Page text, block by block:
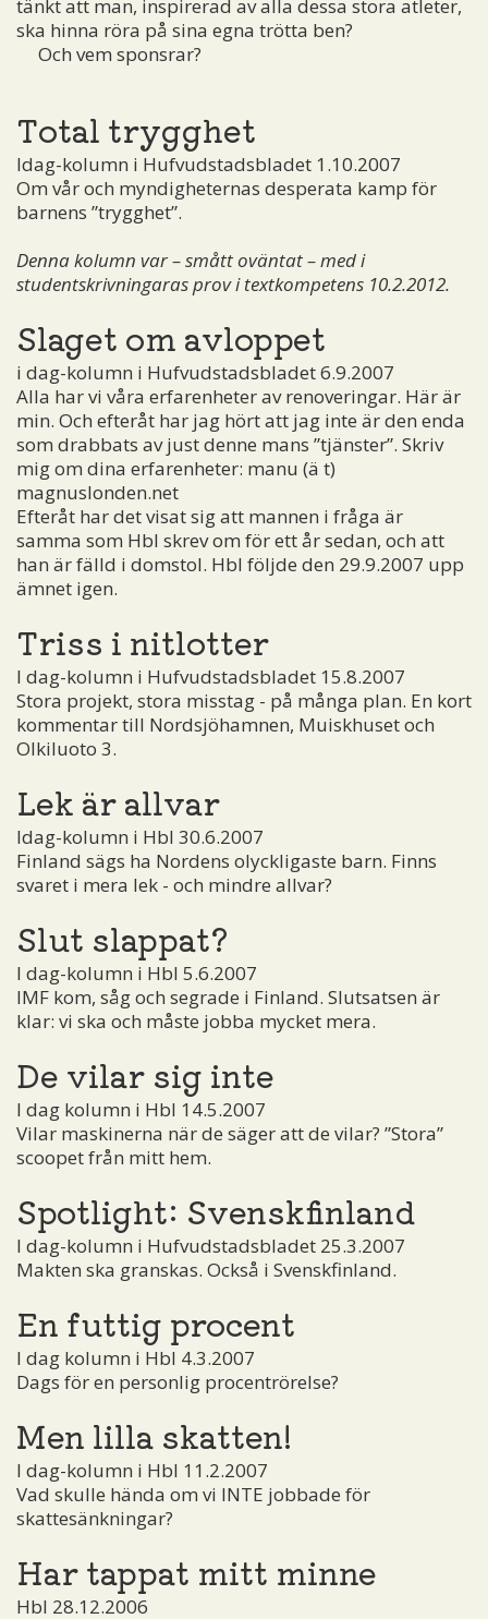
tänkt att man, inspirerad av alla dessa stora atleter,
ska hinna röra på sina egna trötta ben?
Och vem sponsrar?
Total trygghet
Idag-kolumn i Hufvudstadsbladet 1.10.2007
Om vår och myndigheternas desperata kamp för
barnens ”trygghet”.
Denna kolumn var – smått oväntat – med i
studentskrivningaras prov i textkompetens 10.2.2012.
Slaget om avloppet
i dag-kolumn i Hufvudstadsbladet 6.9.2007
Alla har vi våra erfarenheter av renoveringar. Här är
min. Och efteråt har jag hört att jag inte är den enda
som drabbats av just denne mans ”tjänster”. Skriv
mig om dina erfarenheter: manu (ä t)
magnuslonden.net
Efteråt har det visat sig att mannen i fråga är
samma som Hbl skrev om för ett år sedan, och att
han är fälld i domstol. Hbl följde den 29.9.2007 upp
ämnet igen.
Triss i nitlotter
I dag-kolumn i Hufvudstadsbladet 15.8.2007
Stora projekt, stora misstag - på många plan. En kort
kommentar till Nordsjöhamnen, Muiskhuset och
Olkiluoto 3.
Lek är allvar
Idag-kolumn i Hbl 30.6.2007
Finland sägs ha Nordens olyckligaste barn. Finns
svaret i mera lek - och mindre allvar?
Slut slappat?
I dag-kolumn i Hbl 5.6.2007
IMF kom, såg och segrade i Finland. Slutsatsen är
klar: vi ska och måste jobba mycket mera.
De vilar sig inte
I dag kolumn i Hbl 14.5.2007
Vilar maskinerna när de säger att de vilar? ”Stora”
scoopet från mitt hem.
Spotlight: Svenskfinland
I dag-kolumn i Hufvudstadsbladet 25.3.2007
Makten ska granskas. Också i Svenskfinland.
En futtig procent
I dag kolumn i Hbl 4.3.2007
Dags för en personlig procentrörelse?
Men lilla skatten!
I dag-kolumn i Hbl 11.2.2007
Vad skulle hända om vi INTE jobbade för
skattesänkningar?
Har tappat mitt minne
Hbl 28.12.2006